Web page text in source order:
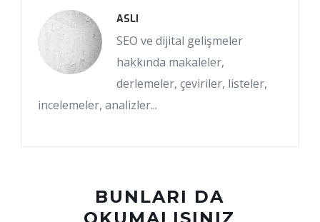
ASLI
SEO ve dijital gelişmeler
hakkında makaleler,
derlemeler, çeviriler, listeler,
incelemeler, analizler...
BUNLARI DA